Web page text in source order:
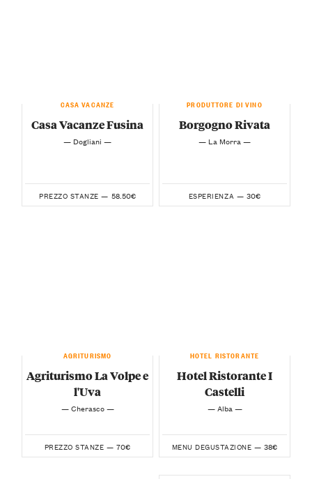
CASA VACANZE
Casa Vacanze Fusina
— Dogliani —
PREZZO STANZE — 58.50€
PRODUTTORE DI VINO
Borgogno Rivata
— La Morra —
ESPERIENZA — 30€
AGRITURISMO
Agriturismo La Volpe e
l'Uva
— Cherasco —
PREZZO STANZE — 70€
HOTEL RISTORANTE
Hotel Ristorante I
Castelli
— Alba —
MENU DEGUSTAZIONE — 38€